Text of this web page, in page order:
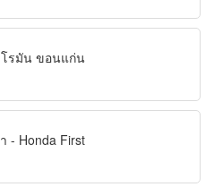
รมัน ขอนแก่น
- Honda First